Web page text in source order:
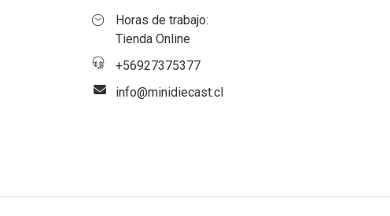
Horas de trabajo:
Tienda Online
+56927375377
info@minidiecast.cl